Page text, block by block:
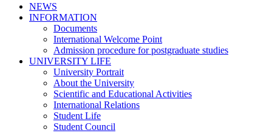
NEWS
INFORMATION
Documents
International Welcome Point
Admission procedure for postgraduate studies
UNIVERSITY LIFE
University Portrait
About the University
Scientific and Educational Activities
International Relations
Student Life
Student Council